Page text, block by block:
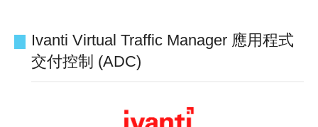
Ivanti Virtual Traffic Manager 應用程式
交付控制 (ADC)